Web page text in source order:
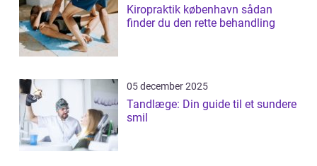
Kiropraktik københavn sådan
finder du den rette behandling
05 december 2025
Tandlæge: Din guide til et sundere
smil